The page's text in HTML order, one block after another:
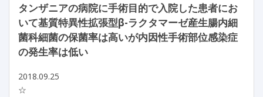
タンザニアの病院に手術目的で入院した患者にお
いて基質特異性拡張型β-ラクタマーゼ産生腸内細
菌科細菌の保菌率は高いが内因性手術部位感染症
の発生率は低い
2018.09.25
☆